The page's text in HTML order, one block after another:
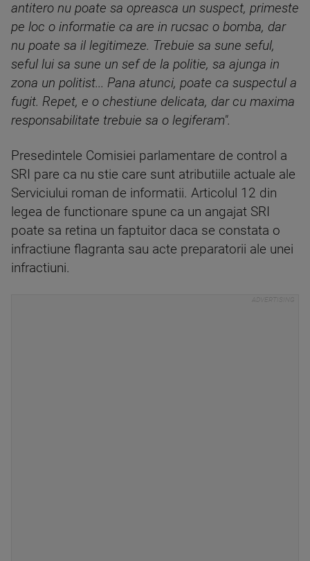
antitero nu poate sa opreasca un suspect, primeste
pe loc o informatie ca are in rucsac o bomba, dar
nu poate sa il legitimeze. Trebuie sa sune seful,
seful lui sa sune un sef de la politie, sa ajunga in
zona un politist... Pana atunci, poate ca suspectul a
fugit. Repet, e o chestiune delicata, dar cu maxima
responsabilitate trebuie sa o legiferam".
Presedintele Comisiei parlamentare de control a
SRI pare ca nu stie care sunt atributiile actuale ale
Serviciului roman de informatii. Articolul 12 din
legea de functionare spune ca un angajat SRI
poate sa retina un faptuitor daca se constata o
infractiune flagranta sau acte preparatorii ale unei
infractiuni.